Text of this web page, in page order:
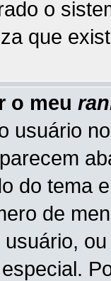
o
que
o meu
usuário
do tema
de